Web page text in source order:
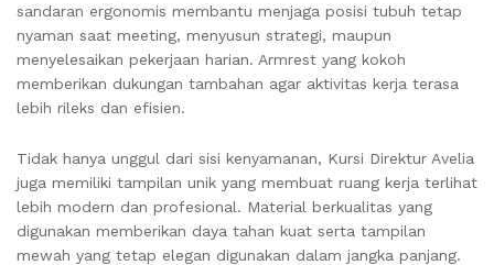
sandaran ergonomis membantu menjaga posisi tubuh tetap
nyaman saat meeting, menyusun strategi, maupun
menyelesaikan pekerjaan harian. Armrest yang kokoh
memberikan dukungan tambahan agar aktivitas kerja terasa
lebih rileks dan efisien.
Tidak hanya unggul dari sisi kenyamanan, Kursi Direktur Avelia
juga memiliki tampilan unik yang membuat ruang kerja terlihat
lebih modern dan profesional. Material berkualitas yang
digunakan memberikan daya tahan kuat serta tampilan
mewah yang tetap elegan digunakan dalam jangka panjang.